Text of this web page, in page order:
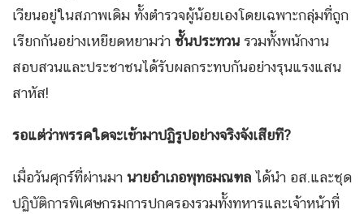
เวียนอยู่ในสภาพเดิม ทั้งตำรวจผู้น้อยเองโดยเฉพาะกลุ่มที่ถูก
เรียกกันอย่างเหยียดหยามว่า ชั้นประทวน รวมทั้งพนักงาน
สอบสวนและประชาชนได้รับผลกระทบกันอย่างรุนแรงแสน
สาหัส!
รอแต่ว่าพรรคใดจะเข้ามาปฏิรูปอย่างจริงจังเสียที?
เมื่อวันศุกร์ที่ผ่านมา นายอำเภอพุทธมณฑล ได้นำ อส.และชุด
ปฏิบัติการพิเศษกรมการปกครองรวมทั้งทหารและเจ้าหน้าที่